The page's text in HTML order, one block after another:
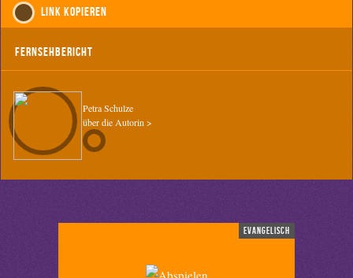
Link kopieren
Fernsehbericht
Petra Schulze
über die Autorin >
evangelisch